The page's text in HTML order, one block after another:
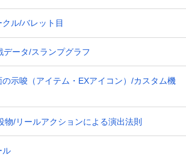
ル/バレット目
データ/スランプグラフ
の示唆（アイテム・EXアイコン）/カスタム機
物/リールアクションによる演出法則
ル